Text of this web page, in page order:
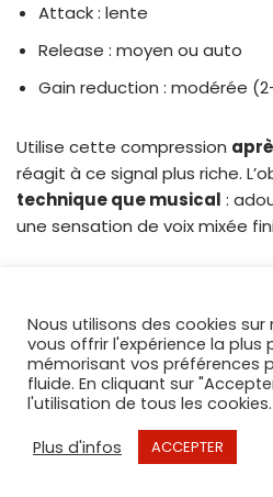
Attack : lente
Release : moyen ou auto
Gain reduction : modérée
Utilise cette compression
réagit à ce signal plus riche.
technique que musical :
une sensation de voix mixée
8. De-essing :
affinement
Nous utilisons des cookies
vous offrir l'expérience la plus
mémorisant vos préférences
fluide. En cliquant sur
l'utilisation de tous les cookies.
Plus d'infos
ACCEPTER